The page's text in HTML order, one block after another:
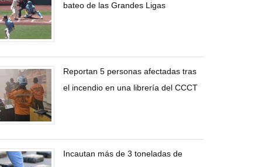
bateo de las Grandes Ligas
Reportan 5 personas afectadas tras
el incendio en una librería del CCCT
Incautan más de 3 toneladas de